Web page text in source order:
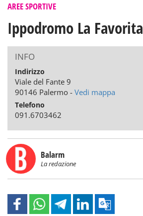
AREE SPORTIVE
Ippodromo La Favorita
INFO
Indirizzo
Viale del Fante 9
90146 Palermo - Vedi mappa
Telefono
091.6703462
Balarm
La redazione